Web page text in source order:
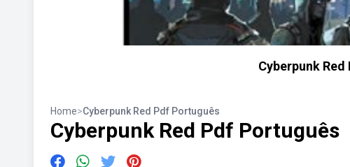
Cyberpunk Red
Home>Cyberpunk Red Pdf Português
Cyberpunk Red Pdf Português